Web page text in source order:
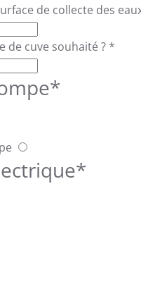
de collecte des
de cuve souhaité ? *
*
*